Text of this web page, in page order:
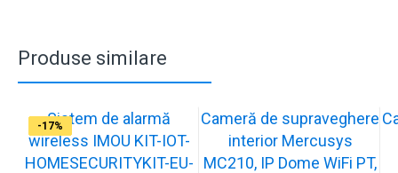
Produse similare
-31%
Sistem de alarmă
wireless IMOU KIT-IOT-
HOMESECURITYKIT-EU-
-19%
Cameră de supraveghere
interior Mercusys
MC210, IP Dome WiFi PT,
-21%
-13%
-15%
-20%
-12%
-13%
-16%
-17%